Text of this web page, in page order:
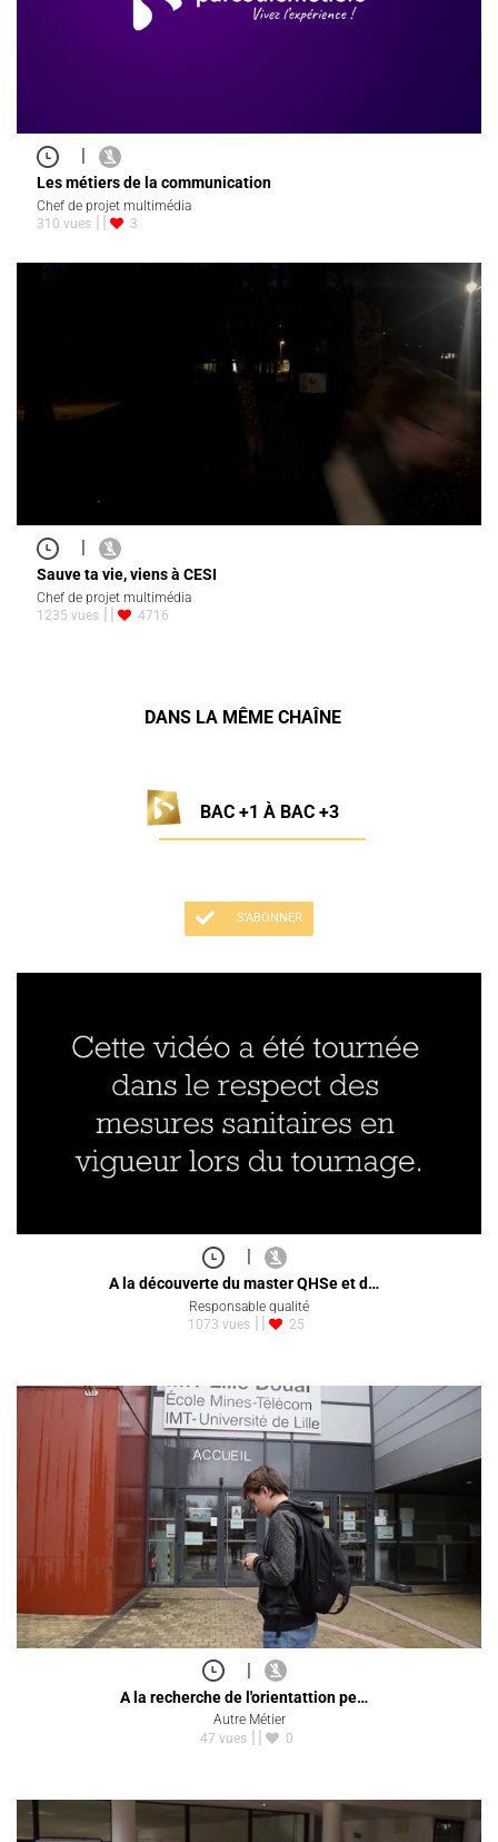
Les métiers de la communication
Chef de projet multimédia
310 vues
3
|
Sauve ta vie, viens à CESI
Chef de projet multimédia
1235 vues
4716
DANS LA MÊME CHAÎNE
BAC +1 À BAC +3
S'ABONNER
A la découverte du master QHSe et d…
Responsable qualité
1073 vues
25
|
A la recherche de l'orientattion pe…
Autre Métier
47 vues
0